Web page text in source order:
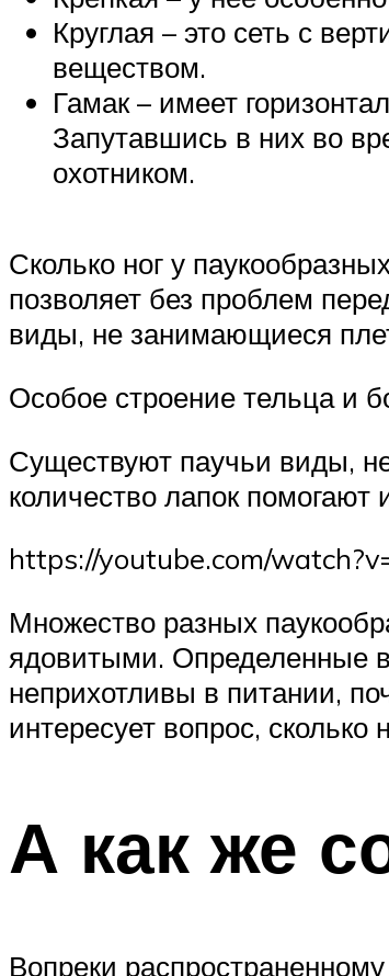
Круглая – это сеть с
веществом.
Гамак – имеет
Запутавшись в них во
охотником.
Сколько ног у
позволяет без проблем
виды, не занимающиеся
Особое строение тельца и
Существуют паучьи виды,
количество лапок
https://youtube.com/
Множество разных
ядовитыми. Определенные
неприхотливы в питании,
интересует вопрос, сколько
А как же
Вопреки